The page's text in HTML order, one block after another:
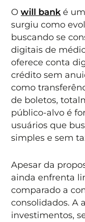
Owill bank é
surgiu como
buscando se
digitais de
oferece conta
crédito sem
como
de boletos,
público-alvo é
usuários que
simples e sem
Apesar da
ainda enfrenta
comparado a
consolidados. A
investimentos,